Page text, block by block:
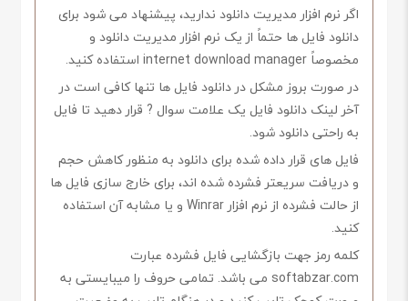
اگر نرم افزار مدیریت دانلود ندارید، پیشنهاد می شود برای
دانلود فایل ها حتماً از یک نرم افزار مدیریت دانلود و
مخصوصاً internet download manager استفاده کنید.
در صورت بروز مشکل در دانلود فایل ها تنها کافی است در
آخر لینک دانلود فایل یک علامت سوال ? قرار دهید تا فایل
به راحتی دانلود شود.
فایل های قرار داده شده برای دانلود به منظور کاهش حجم
و دریافت سریعتر فشرده شده اند، برای خارج سازی فایل ها
از حالت فشرده از نرم افزار Winrar و یا مشابه آن استفاده
کنید.
کلمه رمز جهت بازگشایی فایل فشرده عبارت
softabzar.com می باشد. تمامی حروف را میبایستی به